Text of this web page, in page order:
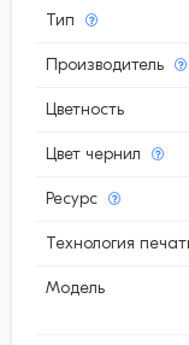
Тип
Производитель
Цветность
Цвет чернил
Ресурс
Технология
Модель